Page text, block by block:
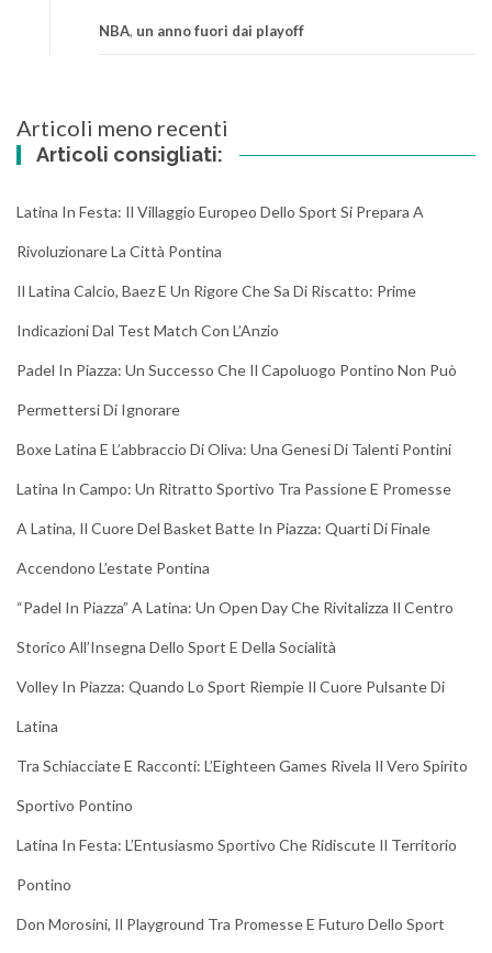
NBA, un anno fuori dai playoff
Navigazione
articoli
Articoli meno recenti
Articoli consigliati:
Latina In Festa: Il Villaggio Europeo Dello Sport Si Prepara A
Rivoluzionare La Città Pontina
Il Latina Calcio, Baez E Un Rigore Che Sa Di Riscatto: Prime
Indicazioni Dal Test Match Con L’Anzio
Padel In Piazza: Un Successo Che Il Capoluogo Pontino Non Può
Permettersi Di Ignorare
Boxe Latina E L’abbraccio Di Oliva: Una Genesi Di Talenti Pontini
Latina In Campo: Un Ritratto Sportivo Tra Passione E Promesse
A Latina, Il Cuore Del Basket Batte In Piazza: Quarti Di Finale
Accendono L’estate Pontina
“Padel In Piazza” A Latina: Un Open Day Che Rivitalizza Il Centro
Storico All’Insegna Dello Sport E Della Socialità
Volley In Piazza: Quando Lo Sport Riempie Il Cuore Pulsante Di
Latina
Tra Schiacciate E Racconti: L’Eighteen Games Rivela Il Vero Spirito
Sportivo Pontino
Latina In Festa: L’Entusiasmo Sportivo Che Ridiscute Il Territorio
Pontino
Don Morosini, Il Playground Tra Promesse E Futuro Dello Sport